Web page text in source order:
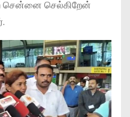
சென்னை செல்கிறேன்